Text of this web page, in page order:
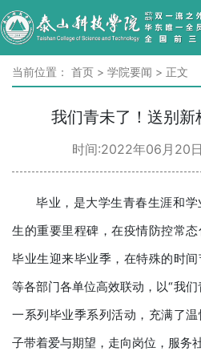
当前位置： 首页 > 学院要闻 > 正文
我们青未了！送别新
时间:2022年06月20
毕业，是大学生青春生涯和
生的重要里程碑，在疫情防控常
毕业生迎来毕业季，在特殊的时
等各部门各单位高效联动，以“我
一系列毕业季系列活动，充满了
子带着爱与期望，走向岗位，服务社